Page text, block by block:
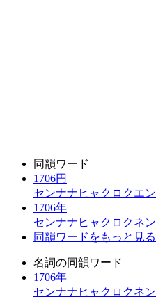
同韻ワード
1706円
センナナヒャクロクエン
1706年
センナナヒャクロクネン
同韻ワードをもっと見る
名詞の同韻ワード
1706年
センナナヒャクロクネン